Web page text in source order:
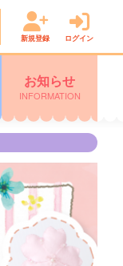
めざましどようび
新規登録 ログイン
お知らせ
INFORMATION